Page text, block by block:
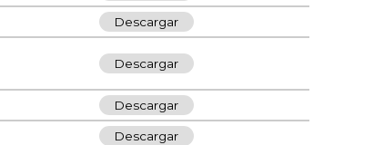
Descargar
Descargar
Descargar
Descargar